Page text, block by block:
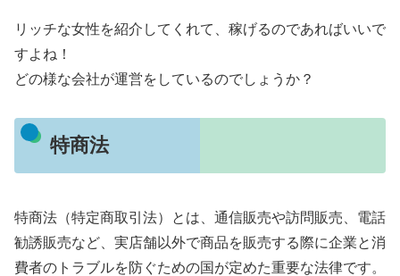
リッチな女性を紹介してくれて、稼げるのであればいいで
すよね！
どの様な会社が運営をしているのでしょうか？
特商法
特商法（特定商取引法）とは、通信販売や訪問販売、電話
勧誘販売など、実店舗以外で商品を販売する際に企業と消
費者のトラブルを防ぐための国が定めた重要な法律です。